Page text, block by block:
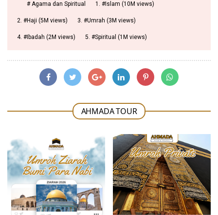
# Agama dan Spiritual 1. #Islam (10M views)
2. #Haji (5M views) 3. #Umrah (3M views)
4. #Ibadah (2M views) 5. #Spiritual (1M views)